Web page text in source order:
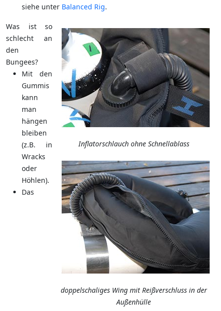
siehe unter Balanced Rig.
Inflatorschlauch ohne Schnellablass
doppelschaliges Wing mit Reißverschluss in der
Außenhülle
Was ist so
schlecht an
den
Bungees?
Mit den
Gummis
kann
man
hängen
bleiben
(z.B. in
Wracks
oder
Höhlen).
Das